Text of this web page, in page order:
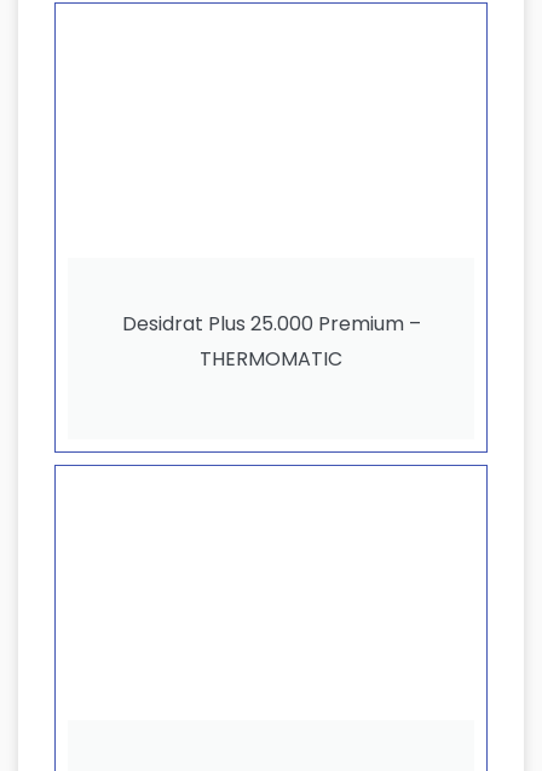
Desidrat Plus 25.000 Premium –
THERMOMATIC